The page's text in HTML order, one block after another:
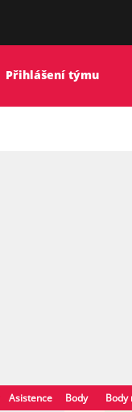
Přihlášení týmu
Asistence Body
Body